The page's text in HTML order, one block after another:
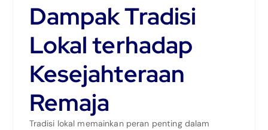
Dampak Tradisi
Lokal terhadap
Kesejahteraan
Remaja
Tradisi lokal memainkan peran penting dalam